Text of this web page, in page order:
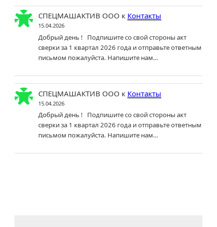
СПЕЦМАШАКТИВ ООО к Контакты
15.04.2026
Добрый день ! Подпишите со свой стороны акт
сверки за 1 квартал 2026 года и отправьте ответным
письмом пожалуйста. Напишите нам…
СПЕЦМАШАКТИВ ООО к Контакты
15.04.2026
Добрый день ! Подпишите со свой стороны акт
сверки за 1 квартал 2026 года и отправьте ответным
письмом пожалуйста. Напишите нам…